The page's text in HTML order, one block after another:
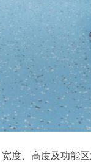
度、高度及功能